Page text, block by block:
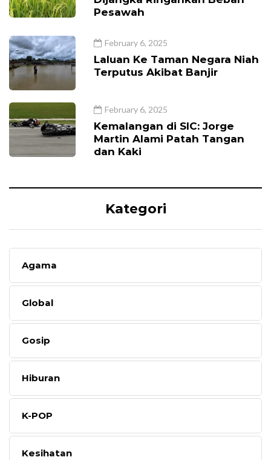
Pesawah
February 6, 2025
Laluan Ke Taman Negara Niah
Terputus Akibat Banjir
February 6, 2025
Kemalangan di SIC: Jorge
Martin Alami Patah Tangan
dan Kaki
Kategori
Agama
Global
Gosip
Hiburan
K-POP
Kesihatan